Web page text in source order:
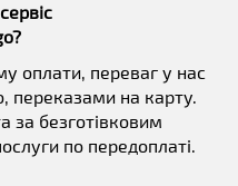
оплати, переваг у нас
переказами на карту.
за безготівковим
по передоплаті.